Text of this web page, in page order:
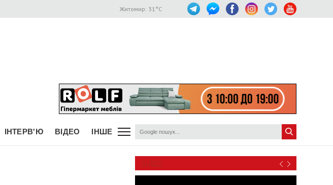
Житомир: 31°C
ІНТЕРВ'Ю ВІДЕО ІНШЕ
ВІДЕО